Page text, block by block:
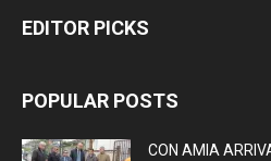
EDITOR PICKS
POPULAR POSTS
CON AMIA